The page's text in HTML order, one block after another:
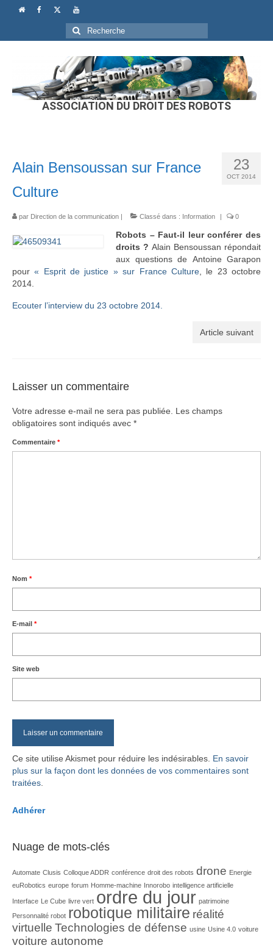
Rechercher
:
ASSOCIATION DU DROIT DES ROBOTS
23
OCT 2014
Alain Bensoussan sur France
Culture
par Direction de la communication | Classé dans : Information | 0
Robots – Faut-il leur conférer des
droits ? Alain Bensoussan répondait
aux questions de Antoine Garapon
pour« Esprit de justice » sur France Culture, le 23 octobre
2014.
Ecouter l’interview du 23 octobre 2014.
Article suivant
Laisser un commentaire
Votre adresse e-mail ne sera pas publiée.
Les champs
obligatoires sont indiqués avec *
Commentaire *
Nom *
E-mail *
Site web
Ce site utilise Akismet pour réduire les indésirables. En savoir
plus sur la façon dont les données de vos commentaires sont
traitées
Adhérer
Nuage de mots-clés
Automate Clusis Colloque ADDR conférence droit des robots drone Energie
euRobotics europe forum Homme-machine Innorobo intelligence artificielle
Interface Le Cube livre vert ordre du jour patrimoine
Personnalité robot robotique militaire réalité
virtuelle Technologies de défense usine Usine 4.0 voiture
voiture autonome